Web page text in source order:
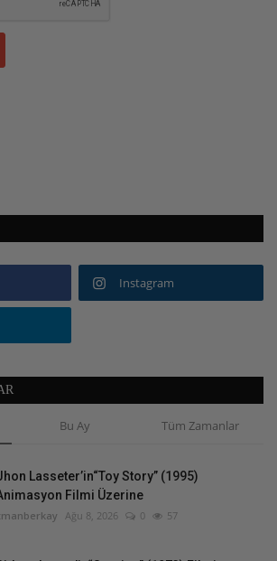
Instagram
Bu Ay Tüm Zamanlar
Lasseter’in“Toy Story” (1995)
Filmi Üzerine
Ağu 8, 2026 0 57